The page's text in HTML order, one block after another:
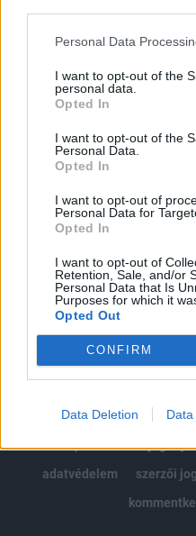
Personal Data
I want to opt-out of the
personal data.
Opted In
I want to opt-out of the
Personal Data.
Opted In
I want to opt-out of
Personal Data for
Opted In
I want to opt-out of
Retention, Sale, and/or
Personal Data that Is
Purposes for which it
Opted Out
CONFIRM
Data Deletion Data
A keresett cikk a
tartozik, melynek
Az előfizetés a
Kötéslisták: BÉT
kötéslistái
MÁR ELŐFIZETŐNK
©
impresszum
jogi
adatvédelem
szerzői